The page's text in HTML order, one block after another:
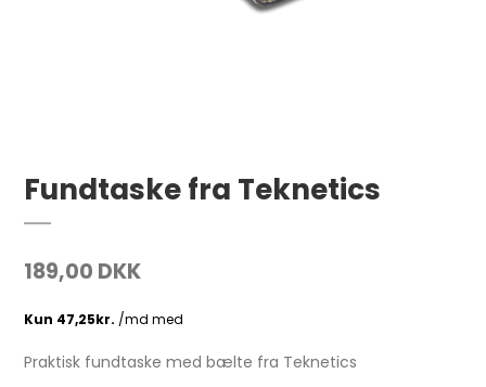
Fundtaske fra Teknetics
189,00 DKK
Praktisk fundtaske med bælte fra Teknetics